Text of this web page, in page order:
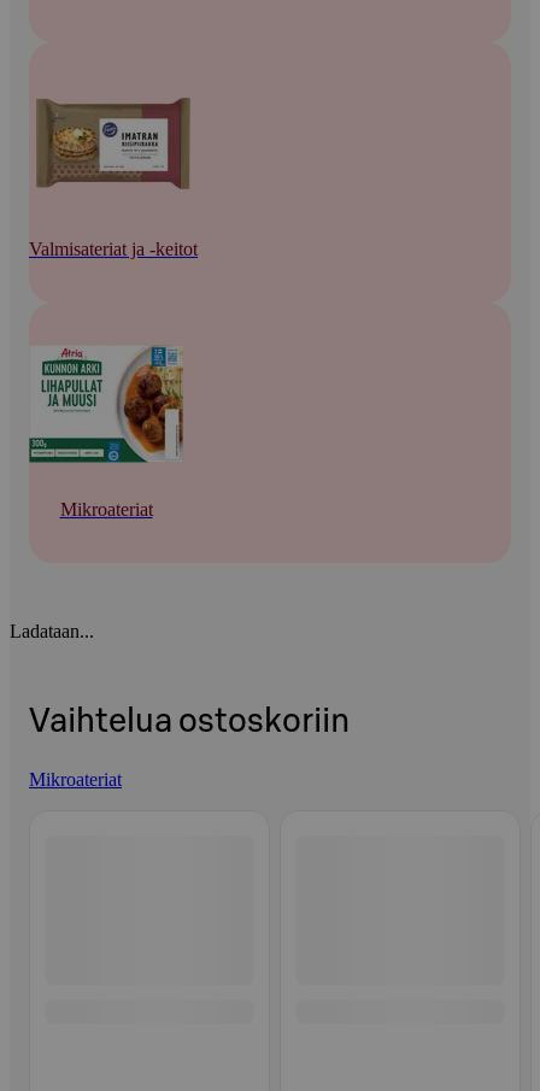
Valmisateriat ja -keitot
Mikroateriat
Ladataan...
Vaihtelua ostoskoriin
Mikroateriat